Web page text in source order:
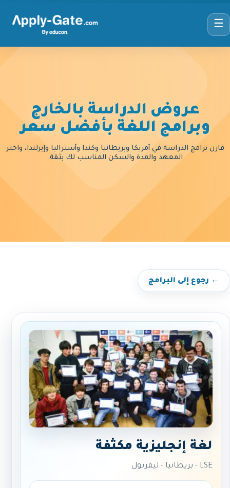
☰
عروض الدراسة بالخارج
وبرامج اللغة بأفضل سعر
قارن برامج الدراسة في أمريكا وبريطانيا وكندا وأستراليا وإيرلندا، واختر
المعهد والمدة والسكن المناسب لك بثقة.
← رجوع إلى البرامج
لغة إنجليزية مكثفة
LSE - بريطانيا - ليفربول